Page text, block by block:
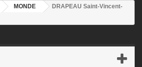
MONDE
DRAPEAU Saint-Vincent-